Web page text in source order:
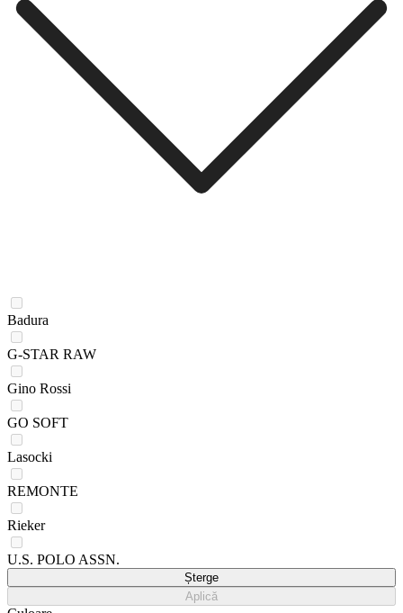
Badura
G-STAR RAW
Gino Rossi
GO SOFT
Lasocki
REMONTE
Rieker
U.S. POLO ASSN.
Șterge
Aplică